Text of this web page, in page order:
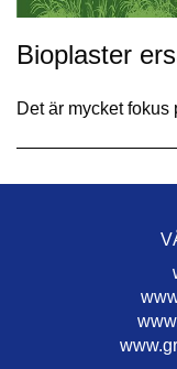
Bioplaster
Det är mycket